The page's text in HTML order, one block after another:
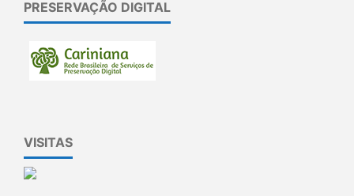
PRESERVAÇÃO DIGITAL
VISITAS